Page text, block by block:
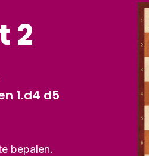
2
1.d4 d5
bepalen.